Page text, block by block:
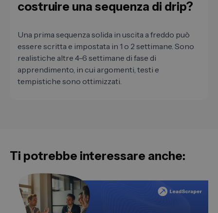
costruire una sequenza di drip?
Una prima sequenza solida in uscita a freddo può
essere scritta e impostata in 1 o 2 settimane. Sono
realistiche altre 4-6 settimane di fase di
apprendimento, in cui argomenti, testi e
tempistiche sono ottimizzati.
Ti potrebbe interessare anche: